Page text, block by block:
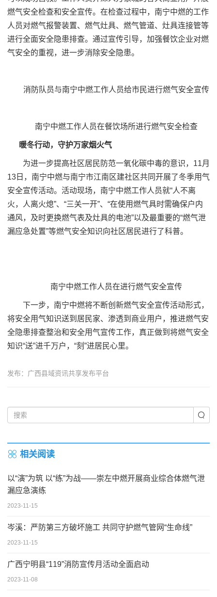
燃气安全检查和安全宣传。在检查过程中，南宁中燃的工作
人员对燃气报警装置、燃气灶具、燃气管道、灶具连接管等
进行全面安全隐患排查。通过宣传引导，加强餐饮企业对燃
气安全的重视，进一步消除安全隐患。
消防队员与南宁中燃工作人员给市民进行燃气安全宣传
南宁中燃工作人员在餐饮场所进行燃气安全检查
暖冬行动，守护万家烟火气
为进一步提高社区居民防范一氧化碳中毒的意识，11月
13日，南宁中燃与南宁市江南区建社区共同开展了冬季用气
安全宣传活动。活动现场，南宁中燃工作人员就“人不离
火，人离火熄”、“三关一开”、“在使用燃气具时需确保户内
通风，及时更换燃气表及灶具的电池”以及最重要的“燃气泄
漏应急处置”等燃气安全知识向社区居民进行了科普。
南宁中燃工作人员在进行燃气安全宣传
下一步，南宁中燃将不断创新燃气安全宣传活动形式，
将安全用气知识送到居民家、渗透到商业用户，推进燃气安
全隐患排查整治和安全用气宣传工作，真正做到将燃气安全
知识“送”进千万户，“刻”进居民心里。
发布：广西县域资讯共享发布平台
相关阅读
以“演”为筑 以“练”为战——崇左中燃开展商业综合体燃气泄
漏应急演练
2023-11-15
岑溪：严防第三方破坏施工 共同守护燃气管网“生命线”
2023-11-15
广西宁明县“119”消防宣传月活动全面启动
2023-11-08